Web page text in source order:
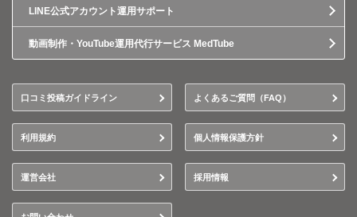
LINE公式アカウント運用サポート
動画制作・YouTube運用代行サービス MedTube
口コミ投稿ガイドライン よくあるご質問（FAQ）
利用規約 個人情報保護方針
運営会社 採用情報